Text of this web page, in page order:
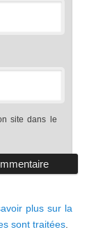
site dans le
plus sur la
sont traitées